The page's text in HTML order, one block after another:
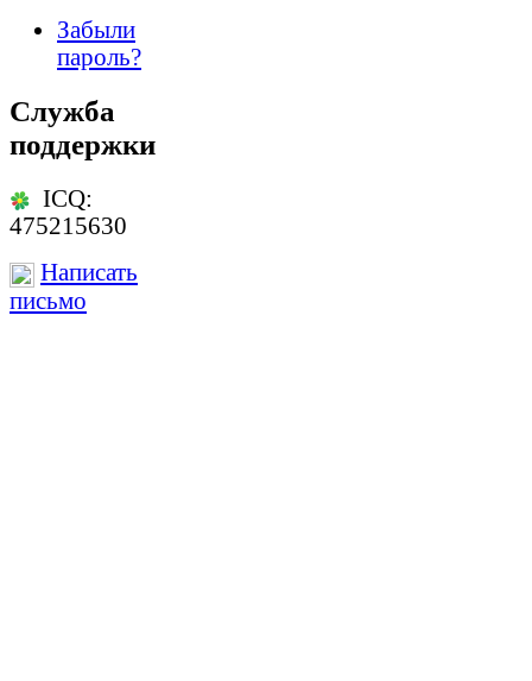
Забыли
пароль?
Служба
поддержки
ICQ:
475215630
Написать
письмо